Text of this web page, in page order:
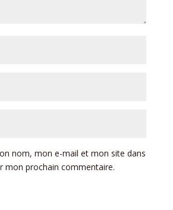
nom, mon e-mail et mon site dans
mon prochain commentaire.